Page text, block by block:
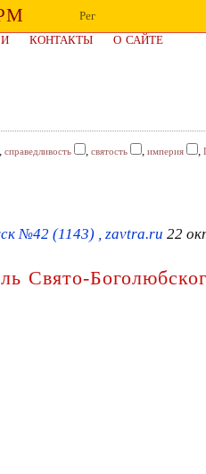
Рег
КОНТАКТЫ О САЙТЕ
, справедливость , святость , империя ,
№42 (1143) , zavtra.ru 22
Свято-